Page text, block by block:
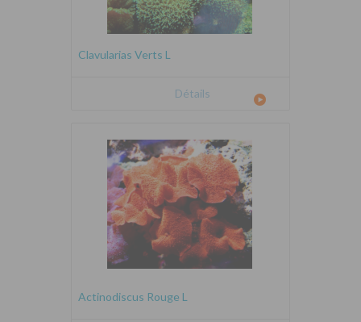
Clavularias Verts L
Détails
Actinodiscus Rouge L